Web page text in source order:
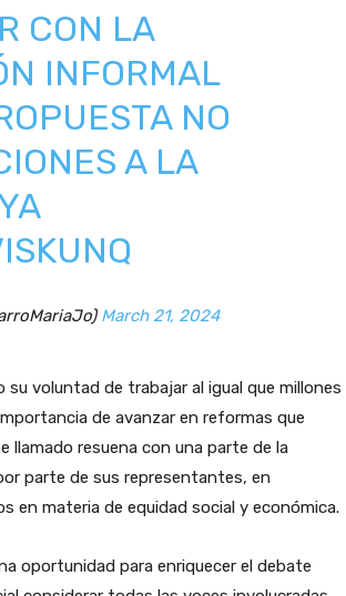
CON LA
INFORMAL
NO
A LA
March 21, 2024
voluntad de trabajar al igual que millones
de avanzar en reformas que
llamado resuena con una parte de la
parte de sus representantes, en
en materia de equidad social y económica.
oportunidad para enriquecer el debate